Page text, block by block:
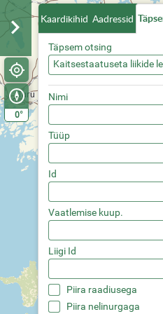
0°
Kaardikihid Aadressid
Täpsem otsing
Kaitsestaatuseta liikide
Nimi
Tüüp
Id
Vaatlemise kuup.
Liigi Id
Piira raadiusega
Piira nelinurgaga